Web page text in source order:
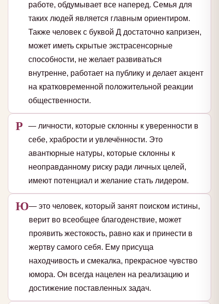
работе, обдумывает все наперед. Семья для
таких людей является главным ориентиром.
Также человек с буквой Д достаточно капризен,
может иметь скрытые экстрасенсорные
способности, не желает развиваться
внутренне, работает на публику и делает акцент
на кратковременной положительной реакции
общественности.
Р
— личности, которые склонны к уверенности в
себе, храбрости и увлечённости. Это
авантюрные натуры, которые склонны к
неоправданному риску ради личных целей,
имеют потенциал и желание стать лидером.
Ю— это человек, который занят поиском истины,
верит во всеобщее благоденствие, может
проявить жестокость, равно как и принести в
жертву самого себя. Ему присуща
находчивость и смекалка, прекрасное чувство
юмора. Он всегда нацелен на реализацию и
достижение поставленных задач.